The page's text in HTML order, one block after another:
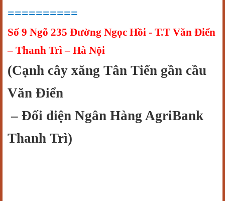
==========
Số 9 Ngõ 235 Đường Ngọc Hồi - T.T Văn Điển
– Thanh Trì – Hà Nội
(Cạnh cây xăng Tân Tiến gần cầu
Văn Điển
– Đối diện Ngân Hàng AgriBank
Thanh Trì)